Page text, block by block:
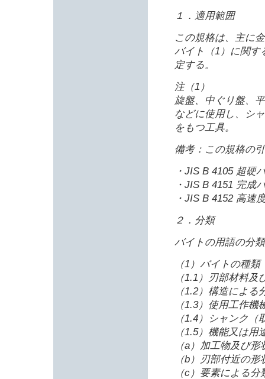
１．適用範囲
この規格は、主に
バイト（1）に関す
定する。
注（1）
旋盤、中ぐり盤、
などに使用し、シ
をもつ工具。
備考：この規格の
・JIS B 4105 超硬
・JIS B 4151 完成
・JIS B 4152 高速
２．分類
バイトの用語の分
（1）バイトの種類
（1.1）刃部材料
（1.2）構造による
（1.3）使用工作機
（1.4）シャンク
（1.5）機能又は用
（a）加工物及び
（b）刃部付近の
（c）要素による分